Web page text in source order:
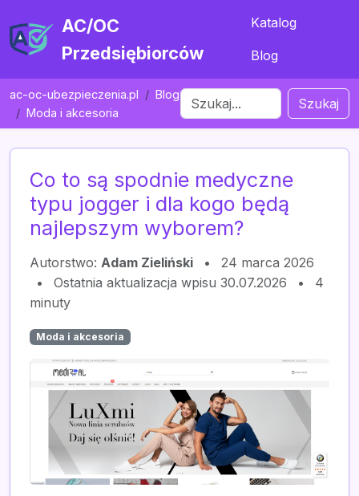
AC/OC
Przedsiębiorców
Katalog
Blog
ac-oc-ubezpieczenia.pl
Blog
Moda i akcesoria
Szukaj
Co to są spodnie medyczne
typu jogger i dla kogo będą
najlepszym wyborem?
Autorstwo: Adam Zieliński •
24 marca 2026
•
Ostatnia aktualizacja wpisu 30.07.2026 •
4
minuty
Moda i akcesoria